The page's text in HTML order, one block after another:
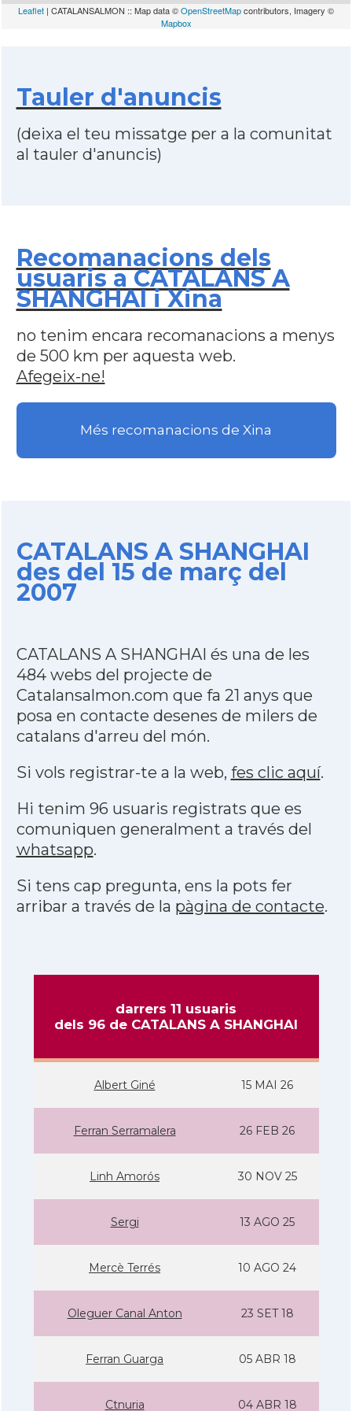
Leaflet | CATALANSALMON :: Map data ©OpenStreetMapcontributors, Imagery ©
Mapbox
Tauler d'anuncis
(deixa el teu missatge per a la comunitat
al tauler d'anuncis)
Recomanacions dels
usuaris a CATALANS A
SHANGHAI i Xina
no tenim encara recomanacions a menys
de 500 km per aquesta web.
Afegeix-ne!
Més recomanacions de Xina
CATALANS A SHANGHAI
des del 15 de març del
2007
CATALANS A SHANGHAI és una de les
484 webs del projecte de
Catalansalmon.com que fa 21 anys que
posa en contacte desenes de milers de
catalans d'arreu del món.
Si vols registrar-te a la web, fes clic aquí.
Hi tenim 96 usuaris registrats que es
comuniquen generalment a través del
whatsapp.
Si tens cap pregunta, ens la pots fer
arribar a través de la pàgina de contacte.
darrers 11 usuaris
dels 96 de CATALANS A SHANGHAI
Albert Giné 15 MAI 26
Ferran Serramalera 26 FEB 26
Linh Amorós 30 NOV 25
Sergi 13 AGO 25
Mercè Terrés 10 AGO 24
Oleguer Canal Anton 23 SET 18
Ferran Guarga 05 ABR 18
Ctnuria 04 ABR 18